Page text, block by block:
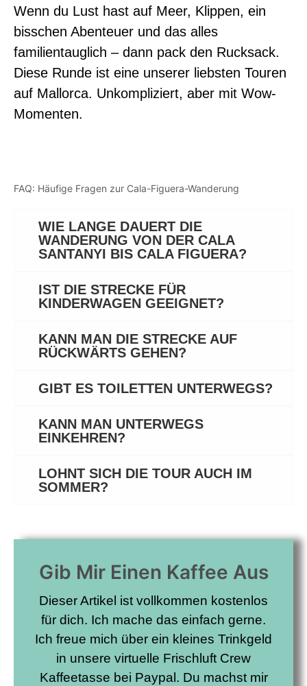
Wenn du Lust hast auf Meer, Klippen, ein
bisschen Abenteuer und das alles
familientauglich – dann pack den Rucksack.
Diese Runde ist eine unserer liebsten Touren
auf Mallorca. Unkompliziert, aber mit Wow-
Momenten.
FAQ: Häufige Fragen zur Cala-Figuera-Wanderung
WIE LANGE DAUERT DIE
WANDERUNG VON DER CALA
SANTANYI BIS CALA FIGUERA?
IST DIE STRECKE FÜR
KINDERWAGEN GEEIGNET?
KANN MAN DIE STRECKE AUF
RÜCKWÄRTS GEHEN?
GIBT ES TOILETTEN UNTERWEGS?
KANN MAN UNTERWEGS
EINKEHREN?
LOHNT SICH DIE TOUR AUCH IM
SOMMER?
Gib Mir Einen Kaffee Aus
Dieser Artikel ist vollkommen kostenlos
für dich. Ich mache das einfach gerne.
Ich freue mich über ein kleines Trinkgeld
in unsere virtuelle Frischluft Crew
Kaffeetasse bei Paypal. Du machst mir